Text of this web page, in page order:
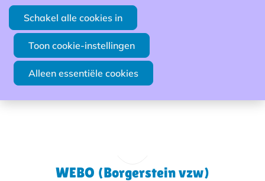
WEBO (Borgerstein vzw)
Schakel alle cookies in
Toon cookie-instellingen
Alleen essentiële cookies